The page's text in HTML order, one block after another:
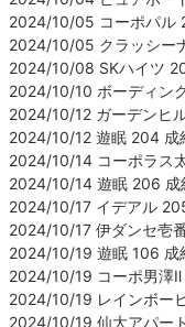
2024/10/05 コーポパル
2024/10/05 クラッシー
2024/10/08 SKハイツ
2024/10/10 ボーディン
2024/10/12 ガーデンヒ
2024/10/12 遊眠 204 成
2024/10/14 コーポラス
2024/10/14 遊眠 206 成
2024/10/17 イデアル
2024/10/17 伊ダンセ壱
2024/10/19 遊眠 106 成
2024/10/19 コーポ男澤
2024/10/19 レインボー
2024/10/19 仙大アパー